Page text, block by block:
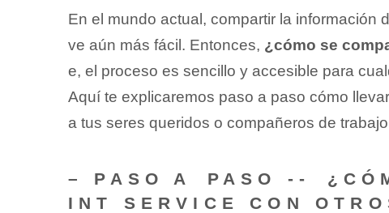
En ⁤el mundo actual, compartir la información‌
ve aún ​más fácil. Entonces, ¿cómo se
e, el ⁤proceso⁣ es sencillo y accesible para
Aquí te explicaremos paso a paso cómo
a ⁤tus seres queridos o compañeros de
– PASO A ⁢PASO --
INT SERVICE CON